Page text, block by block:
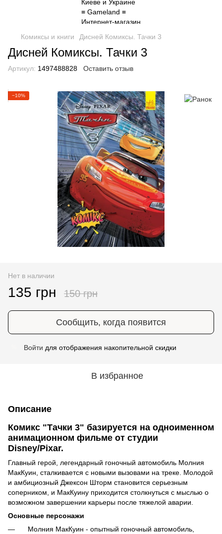
Комиксы и книги Дисней Комиксы. Тачки 3
Дисней Комиксы. Тачки 3
Артикул: 1497488828 Оставить отзыв
−10%
Нет в наличии
135 грн 150 грн
Сообщить, когда появится
Войти для отображения накопительной скидки
В избранное
Описание
Комикс "Тачки 3" базируется на одноименном
анимационном фильме от студии
Disney/Pixar.
Главный герой, легендарный гоночный автомобиль Молния
МакКуин, сталкивается с новыми вызовами на треке. Молодой
и амбициозный Джексон Шторм становится серьезным
соперником, и МакКуину приходится столкнуться с мыслью о
возможном завершении карьеры после тяжелой аварии.
Основные персонажи
Молния МакКуин - опытный гоночный автомобиль,